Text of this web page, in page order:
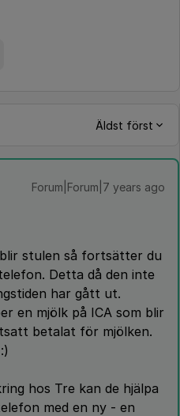
Äldst först
Forum|Forum|7 years ago
stulen så fortsätter du
Detta då den inte
har gått ut.
en mjölk på ICA som blir
betalat för mjölken.
hos Tre kan de hjälpa
med en ny - en